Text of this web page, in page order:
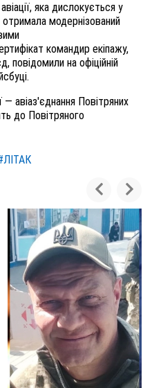
яка дислокується у
модернізований
командир екіпажу,
повідомили на офіційній
— авіаз'єднання Повітряних
до Повітряного